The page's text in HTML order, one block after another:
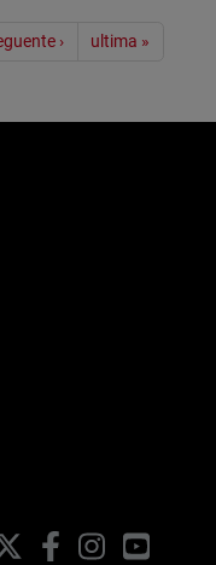
› ultima »
FacebookInstagram